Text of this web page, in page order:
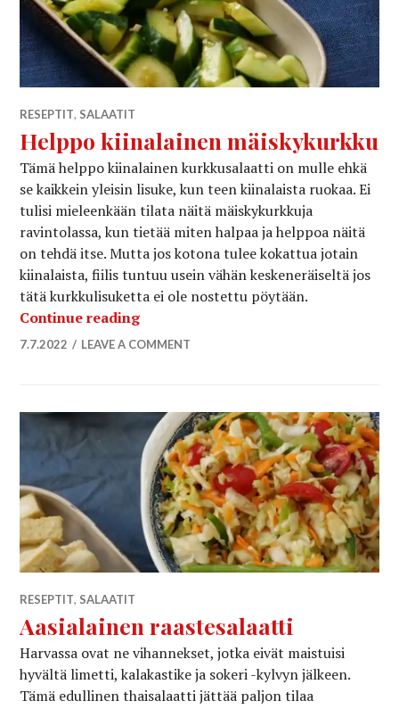
RESEPTIT, SALAATIT
Helppo kiinalainen mäiskykurkku
Tämä helppo kiinalainen kurkkusalaatti on mulle ehkä
se kaikkein yleisin lisuke, kun teen kiinalaista ruokaa. Ei
tulisi mieleenkään tilata näitä mäiskykurkkuja
ravintolassa, kun tietää miten halpaa ja helppoa näitä
on tehdä itse. Mutta jos kotona tulee kokattua jotain
kiinalaista, fiilis tuntuu usein vähän keskeneräiseltä jos
tätä kurkkulisuketta ei ole nostettu pöytään.
Continue readingHelppo kiinalainen mäiskykurkku
7.7.2022 LEAVE A COMMENT
RESEPTIT, SALAATIT
Aasialainen raastesalaatti
Harvassa ovat ne vihannekset, jotka eivät maistuisi
hyvältä limetti, kalakastike ja sokeri -kylvyn jälkeen.
Tämä edullinen thaisalaatti jättää paljon tilaa